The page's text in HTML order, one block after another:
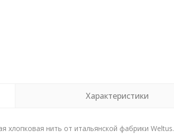
Характеристики
хлопковая нить от итальянской фабрики Weltus.